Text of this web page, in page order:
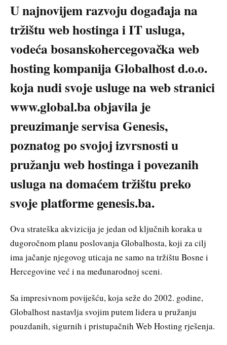
U najnovijem razvoju događaja na
tržištu web hostinga i IT usluga,
vodeća bosanskohercegovačka web
hosting kompanija Globalhost d.o.o.
koja nudi svoje usluge na web stranici
www.global.ba objavila je
preuzimanje servisa Genesis,
poznatog po svojoj izvrsnosti u
pružanju web hostinga i povezanih
usluga na domaćem tržištu preko
svoje platforme genesis.ba.
Ova strateška akvizicija je jedan od ključnih koraka u
dugoročnom planu poslovanja Globalhosta, koji za cilj
ima jačanje njegovog uticaja ne samo na tržištu Bosne i
Hercegovine već i na međunarodnoj sceni.
Sa impresivnom poviješću, koja seže do 2002. godine,
Globalhost nastavlja svojim putem lidera u pružanju
pouzdanih, sigurnih i pristupačnih Web Hosting rješenja.